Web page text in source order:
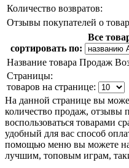
Количество возвратов:
Отзывы покупателей о
Все
сортировать по:
Название товара Продаж
Страницы:
товаров на странице:
На данной странице вы
количество продаж, отзывы
воспользоваться товарами
удобный для вас способ
помощью меню вы можете
лучшим, топовым играм,